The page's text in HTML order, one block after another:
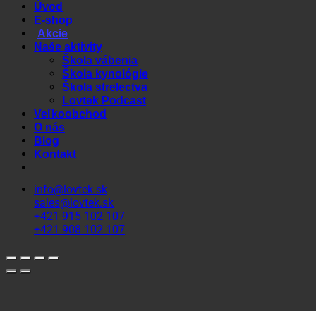
Úvod
E-shop
Akcie
Naše aktivity
Škola vábenia
Škola kynológie
Škola strelectva
Lovtek Podcast
Veľkoobchod
O nás
Blog
Kontakt
info@lovtek.sk
sales@lovtek.sk
+421 915 102 107
+421 908 102 107